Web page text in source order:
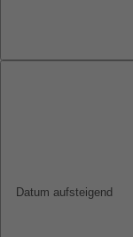
Datum aufsteigend